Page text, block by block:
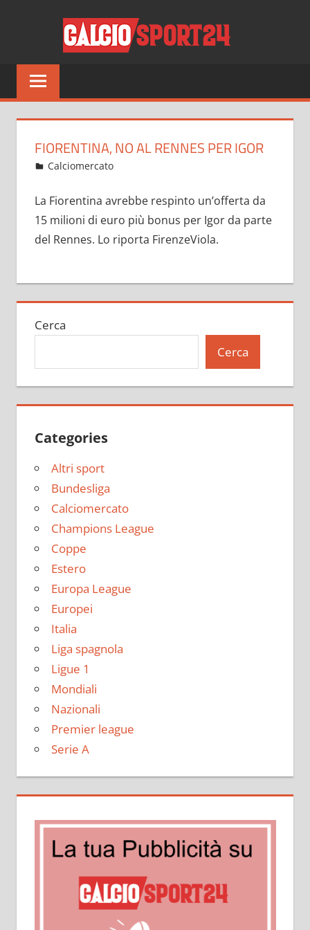
Tutto
sul
del
FIORENTINA, NO AL RENNES PER IGOR
Luglio 22, 2022
admin
Calciomercato
La Fiorentina avrebbe respinto un’offerta da
15 milioni di euro più bonus per Igor da parte
del Rennes. Lo riporta FirenzeViola.
Cerca
Cerca
Categories
Altri sport
Bundesliga
Calciomercato
Champions League
Coppe
Estero
Europa League
Europei
Italia
Liga spagnola
Ligue 1
Mondiali
Nazionali
Premier league
Serie A